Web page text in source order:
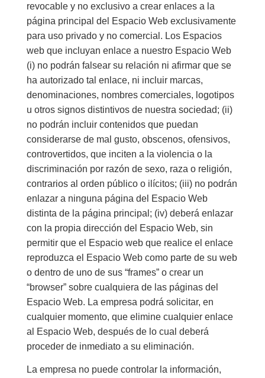
revocable y no exclusivo a crear enlaces a la
página principal del Espacio Web exclusivamente
para uso privado y no comercial. Los Espacios
web que incluyan enlace a nuestro Espacio Web
(i) no podrán falsear su relación ni afirmar que se
ha autorizado tal enlace, ni incluir marcas,
denominaciones, nombres comerciales, logotipos
u otros signos distintivos de nuestra sociedad; (ii)
no podrán incluir contenidos que puedan
considerarse de mal gusto, obscenos, ofensivos,
controvertidos, que inciten a la violencia o la
discriminación por razón de sexo, raza o religión,
contrarios al orden público o ilícitos; (iii) no podrán
enlazar a ninguna página del Espacio Web
distinta de la página principal; (iv) deberá enlazar
con la propia dirección del Espacio Web, sin
permitir que el Espacio web que realice el enlace
reproduzca el Espacio Web como parte de su web
o dentro de uno de sus “frames” o crear un
“browser” sobre cualquiera de las páginas del
Espacio Web. La empresa podrá solicitar, en
cualquier momento, que elimine cualquier enlace
al Espacio Web, después de lo cual deberá
proceder de inmediato a su eliminación.
La empresa no puede controlar la información,